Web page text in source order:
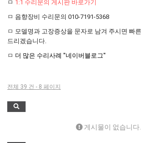
2025년 8월 휴가안내입니다.
2024년 한가위 휴일 안내
택배비인상안내
ㅁ 1:1 수리문의 게시판 바로가기
ㅁ 음향장비 수리문의 010-7191-5368
ㅁ 모델명과 고장증상을 문자로 남겨 주시면 빠
드리겠습니다.
ㅁ 더 많은 수리사례 "네이버블로그"
전체 39 건 - 8 페이지
게시물이 없습니다.